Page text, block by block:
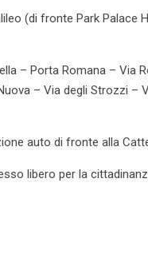
(di fronte Park Palace
– Porta Romana – Via
– Via degli Strozzi –
auto di fronte alla
libero per la